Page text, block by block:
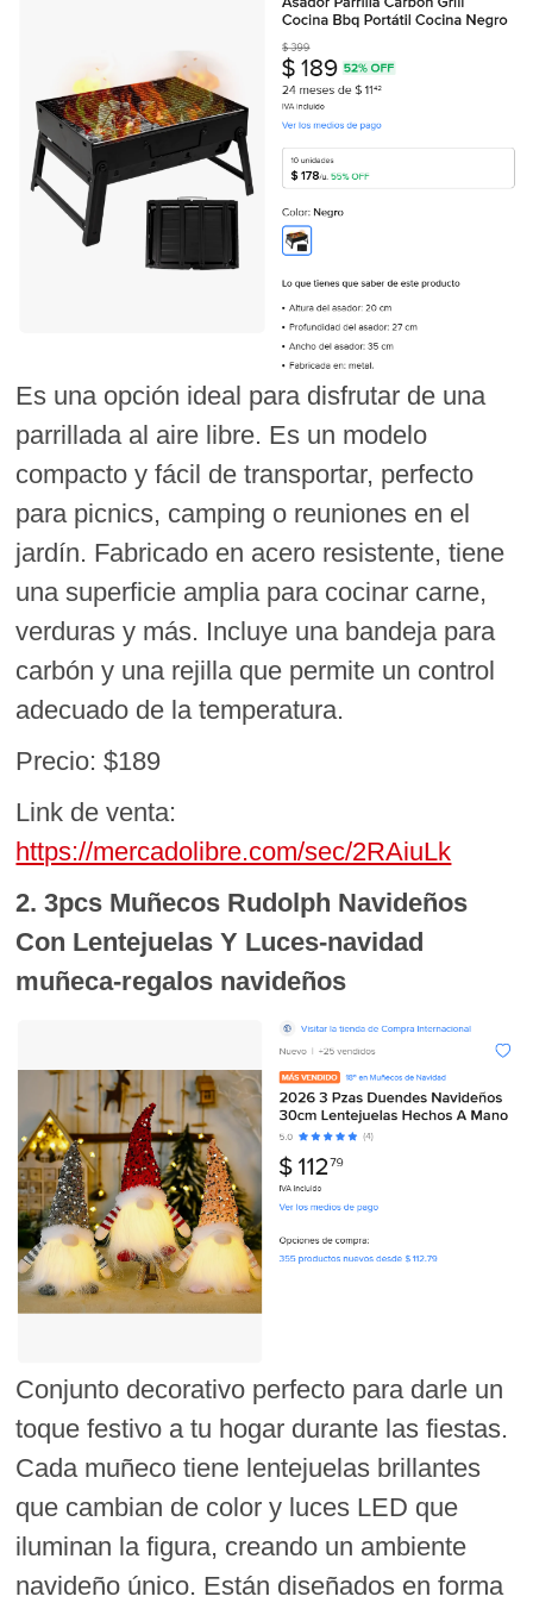
Es una opción ideal para disfrutar de una
parrillada al aire libre. Es un modelo
compacto y fácil de transportar, perfecto
para picnics, camping o reuniones en el
jardín. Fabricado en acero resistente, tiene
una superficie amplia para cocinar carne,
verduras y más. Incluye una bandeja para
carbón y una rejilla que permite un control
adecuado de la temperatura.
Precio: $189
Link de venta:
https://mercadolibre.com/sec/2RAiuLk
2. 3pcs Muñecos Rudolph Navideños
Con Lentejuelas Y Luces-navidad
muñeca-regalos navideños
Conjunto decorativo perfecto para darle un
toque festivo a tu hogar durante las fiestas.
Cada muñeco tiene lentejuelas brillantes
que cambian de color y luces LED que
iluminan la figura, creando un ambiente
navideño único. Están diseñados en forma